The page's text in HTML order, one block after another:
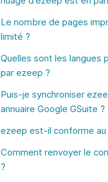
Le nombre de pages
limité ?
Quelles sont les langues
par ezeep ?
Puis-je synchroniser
annuaire Google GSuite ?
ezeep est-il conforme au
Comment renvoyer le
?